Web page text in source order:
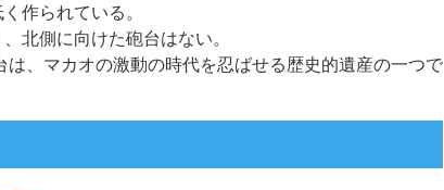
作られている。
北側に向けた砲台はない。
、マカオの激動の時代を忍ばせる歴史的遺産の一つで